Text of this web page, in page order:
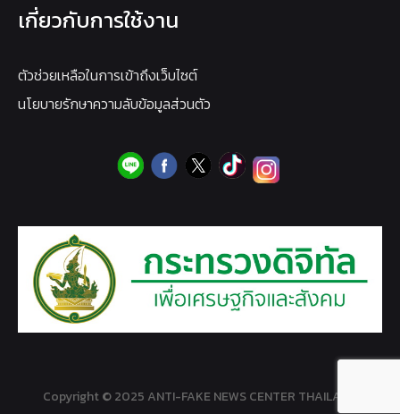
เกี่ยวกับการใช้งาน
ตัวช่วยเหลือในการเข้าถึงเว็บไซต์
นโยบายรักษาความลับข้อมูลส่วนตัว
Copyright © 2025 ANTI-FAKE NEWS CENTER THAILAND